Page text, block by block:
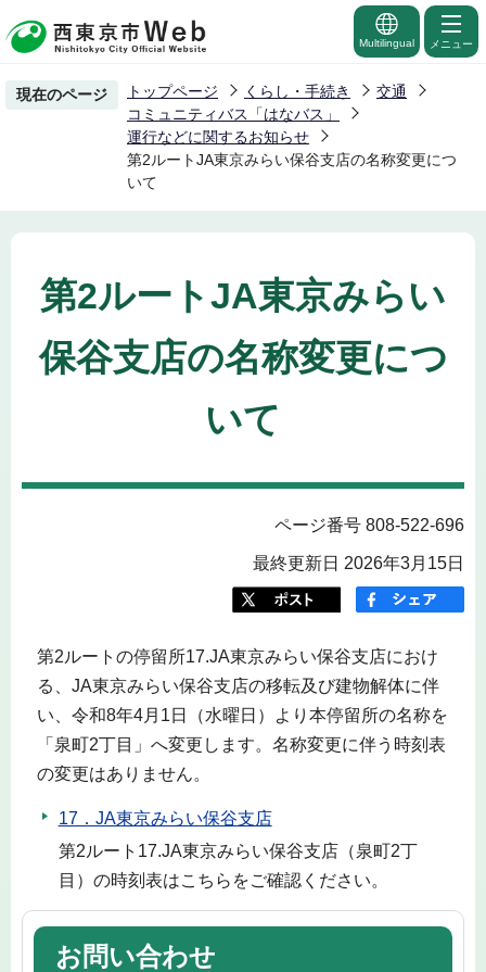
の
ー
Multilingual メニュー
現在のページ トップページ くらし・手続き
交通
コミュニティバス「はなバス」
運行などに関するお知らせ
第2ルートJA東京みらい保谷支店の名称変更につ
いて
第2ルートJA東京みらい
保谷支店の名称変更につ
いて
ページ番号 808-522-696
最終更新日 2026年3月15日
第2ルートの停留所17.JA東京みらい保谷支店におけ
る、JA東京みらい保谷支店の移転及び建物解体に伴
い、令和8年4月1日（水曜日）より本停留所の名称を
「泉町2丁目」へ変更します。名称変更に伴う時刻表
の変更はありません。
17．JA東京みらい保谷支店
第2ルート17.JA東京みらい保谷支店（泉町2丁
目）の時刻表はこちらをご確認ください。
お問い合わせ